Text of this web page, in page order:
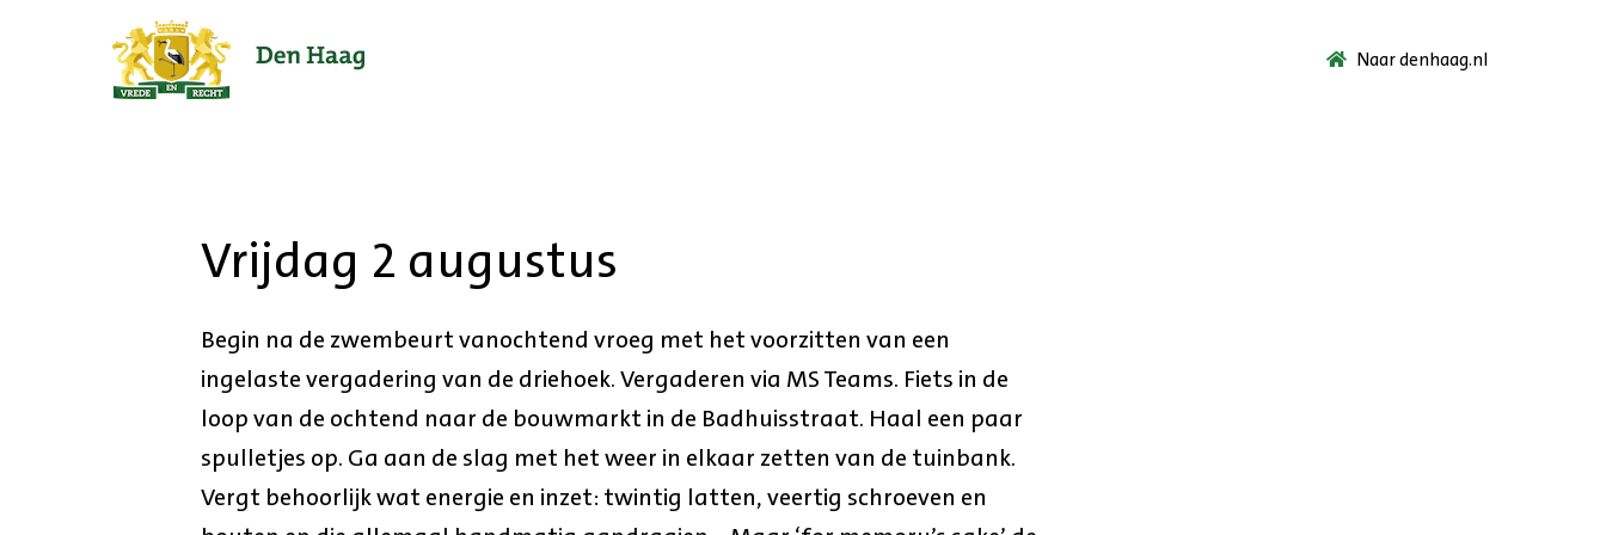
Ga
naar
Naar denhaag.nl
Vrijdag 2 augustus
Begin na de zwembeurt vanochtend vroeg met het voorzitten van een
ingelaste vergadering van de driehoek. Vergaderen via MS Teams. Fiets in de
loop van de ochtend naar de bouwmarkt in de Badhuisstraat. Haal een paar
spulletjes op. Ga aan de slag met het weer in elkaar zetten van de tuinbank.
Vergt behoorlijk wat energie en inzet: twintig latten, veertig schroeven en